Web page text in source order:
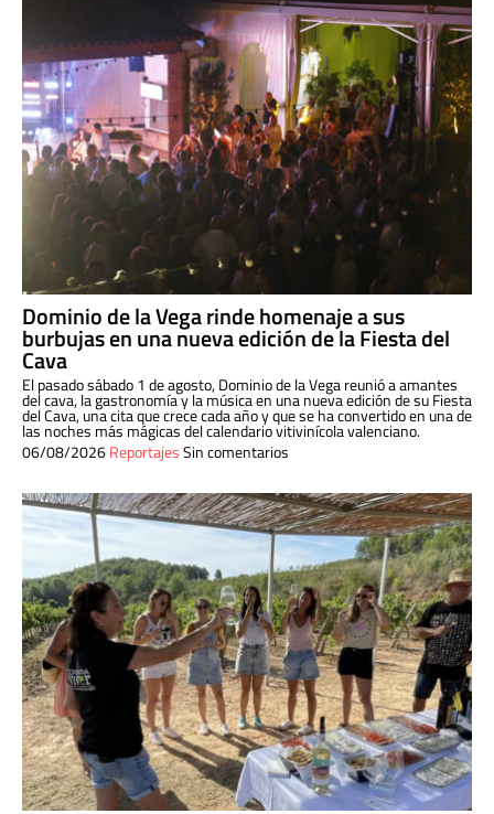
Dominio de la Vega rinde homenaje a sus
burbujas en una nueva edición de la Fiesta del
Cava
El pasado sábado 1 de agosto, Dominio de la Vega reunió a amantes
del cava, la gastronomía y la música en una nueva edición de su Fiesta
del Cava, una cita que crece cada año y que se ha convertido en una de
las noches más mágicas del calendario vitivinícola valenciano.
06/08/2026ReportajesSin comentarios